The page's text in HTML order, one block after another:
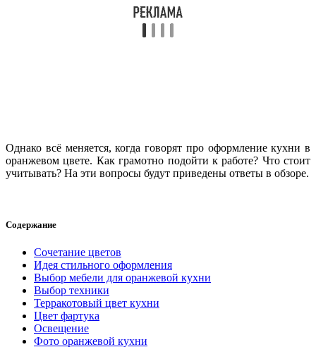
Однако всё меняется, когда говорят про оформление кухни в
оранжевом цвете. Как грамотно подойти к работе? Что стоит
учитывать? На эти вопросы будут приведены ответы в обзоре.
Содержание
Сочетание цветов
Идея стильного оформления
Выбор мебели для оранжевой кухни
Выбор техники
Терракотовый цвет кухни
Цвет фартука
Освещение
Фото оранжевой кухни